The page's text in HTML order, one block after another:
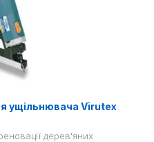
ущільнювача Virutex
дерев'яних